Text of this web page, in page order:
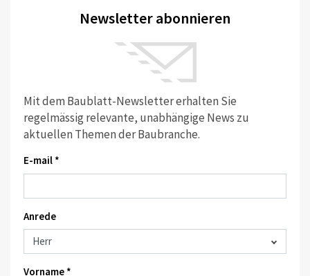
Newsletter abonnieren
Mit dem Baublatt-Newsletter erhalten Sie
regelmässig relevante, unabhängige News zu
aktuellen Themen der Baubranche.
E-mail *
Anrede
Vorname *